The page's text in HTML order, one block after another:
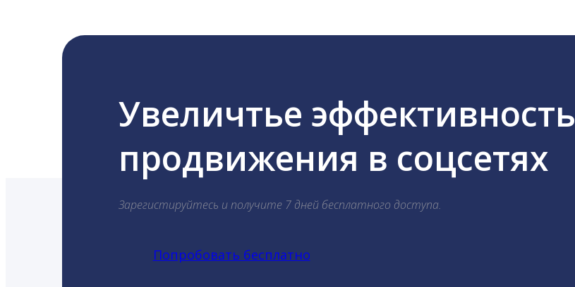
Увеличтье эффективность
продвижения в соцсетях
Зарегистируйтесь и получите 7 дней бесплатного доступа.
Попробовать бесплатно